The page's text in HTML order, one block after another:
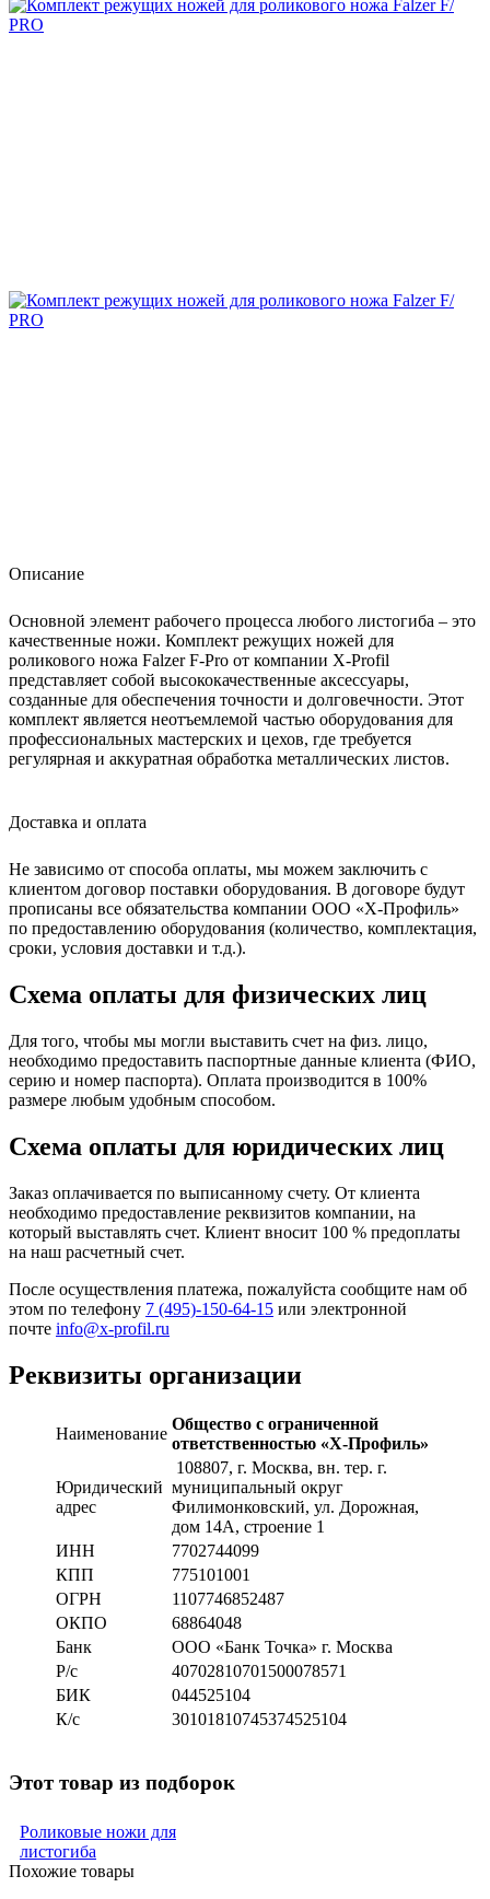
Описание
Основной элемент рабочего процесса любого листогиба – это
качественные ножи. Комплект режущих ножей для
роликового ножа Falzer F-Pro от компании X-Profil
представляет собой высококачественные аксессуары,
созданные для обеспечения точности и долговечности. Этот
комплект является неотъемлемой частью оборудования для
профессиональных мастерских и цехов, где требуется
регулярная и аккуратная обработка металлических листов.
Доставка и оплата
Не зависимо от способа оплаты, мы можем заключить с
клиентом договор поставки оборудования. В договоре будут
прописаны все обязательства компании ООО «Х-Профиль»
по предоставлению оборудования (количество, комплектация,
сроки, условия доставки и т.д.).
Схема оплаты для физических лиц
Для того, чтобы мы могли выставить счет на физ. лицо,
необходимо предоставить паспортные данные клиента (ФИО,
серию и номер паспорта). Оплата производится в 100%
размере любым удобным способом.
Схема оплаты для юридических лиц
Заказ оплачивается по выписанному счету. От клиента
необходимо предоставление реквизитов компании, на
который выставлять счет. Клиент вносит 100 % предоплаты
на наш расчетный счет.
После осуществления платежа, пожалуйста сообщите нам об
этом по телефону 7 (495)-150-64-15 или электронной
почте info@x-profil.ru
Реквизиты организации
Наименование
Общество с ограниченной
ответственностью «Х-Профиль»
Юридический
адрес
108807, г. Москва, вн. тер. г.
муниципальный округ
Филимонковский, ул. Дорожная,
дом 14А, строение 1
ИНН
7702744099
КПП
775101001
ОГРН
1107746852487
ОКПО
68864048
Банк
ООО «Банк Точка» г. Москва
Р/с
40702810701500078571
БИК
044525104
К/с
30101810745374525104
Этот товар из подборок
Роликовые ножи для
листогиба
Похожие товары